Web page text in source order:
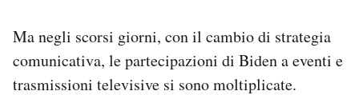
Ma negli scorsi giorni, con il cambio di strategia
comunicativa, le partecipazioni di Biden a eventi e
trasmissioni televisive si sono moltiplicate.